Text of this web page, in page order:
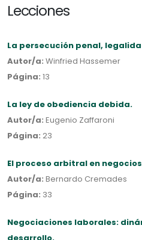
Lecciones
La persecución penal,
Autor/a: Winfried Hassemer
Página: 13
La ley de obediencia debida.
Autor/a: Eugenio Zaffaroni
Página: 23
El proceso arbitral en
Autor/a: Bernardo Cremades
Página: 33
Negociaciones laborales: